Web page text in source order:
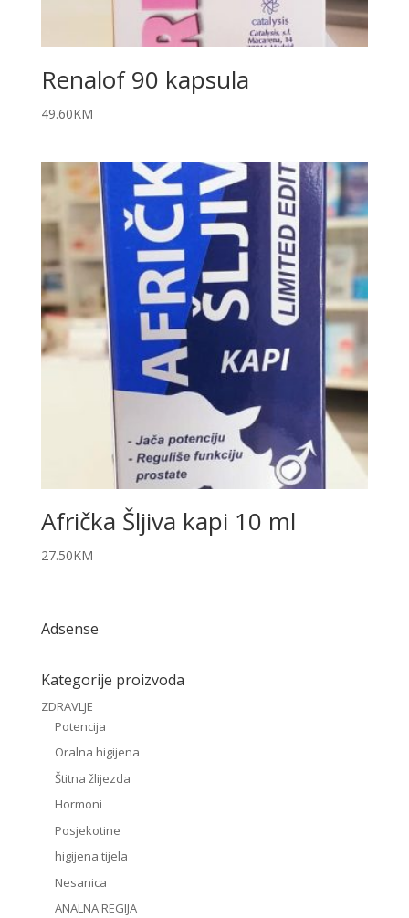
Renalof 90 kapsula
49.60KM
Afrička Šljiva kapi 10 ml
27.50KM
Adsense
Kategorije proizvoda
ZDRAVLJE
Potencija
Oralna higijena
Štitna žlijezda
Hormoni
Posjekotine
higijena tijela
Nesanica
ANALNA REGIJA